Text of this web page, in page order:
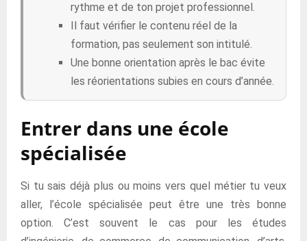
rythme et de ton projet professionnel.
Il faut vérifier le contenu réel de la
formation, pas seulement son intitulé.
Une bonne orientation après le bac évite
les réorientations subies en cours d’année.
Entrer dans une école
spécialisée
Si tu sais déjà plus ou moins vers quel métier tu veux
aller, l’école spécialisée peut être une très bonne
option. C’est souvent le cas pour les études